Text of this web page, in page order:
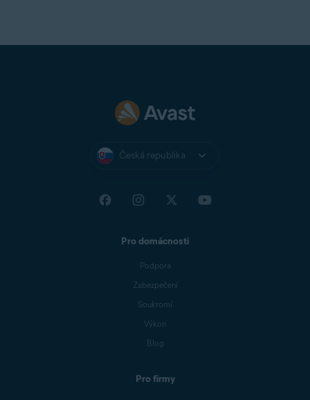
Česká republika
Pro domácnosti
Podpora
Zabezpečení
Soukromí
Výkon
Blog
Pro firmy